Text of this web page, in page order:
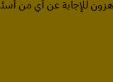
للإجابة عن أي من